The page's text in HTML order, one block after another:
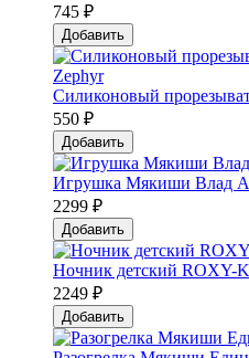
745 ₽
Добавить
Силиконовый
550 ₽
Добавить
Игрушка Мякиши Влад
2299 ₽
Добавить
Ночник детский ROXY-
2249 ₽
Добавить